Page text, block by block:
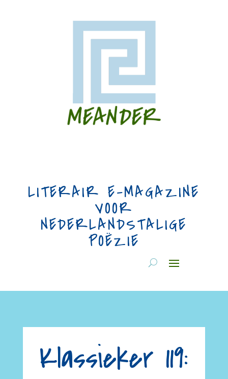
LITERAIR E-MAGAZINE
VOOR
NEDERLANDSTALIGE
POËZIE
Klassieker 119: